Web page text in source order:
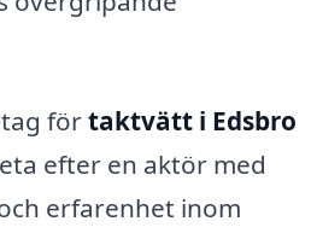
förtaktvätt i Edsbro
efter en aktör med
erfarenhet inom